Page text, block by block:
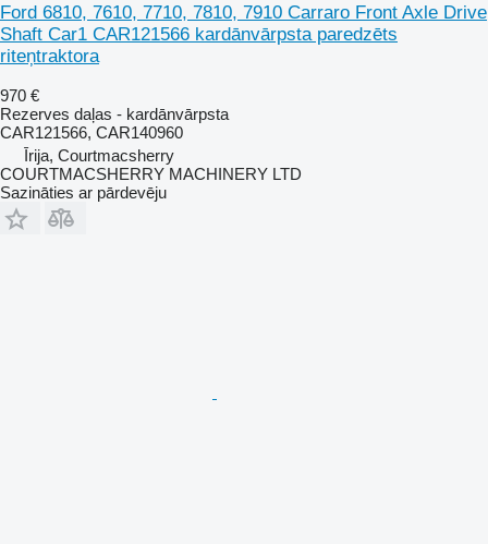
Ford 6810, 7610, 7710, 7810, 7910 Carraro Front Axle Drive
Shaft Car1 CAR121566 kardānvārpsta paredzēts
riteņtraktora
970 €
Rezerves daļas - kardānvārpsta
CAR121566, CAR140960
Īrija, Courtmacsherry
COURTMACSHERRY MACHINERY LTD
Sazināties ar pārdevēju